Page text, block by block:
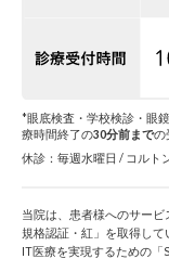
*眼底検査・学校検診・眼
療時間終了の30分前までの
休診：毎週水曜日 / コルト
当院は、患者様へのサー
規格認証・紅」を取得し
IT医療を実現するための「